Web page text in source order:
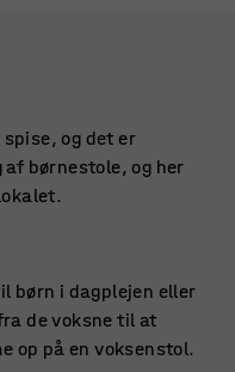
og det er
børnestole, og her
børn i dagplejen eller
de voksne til at
op på en voksenstol.